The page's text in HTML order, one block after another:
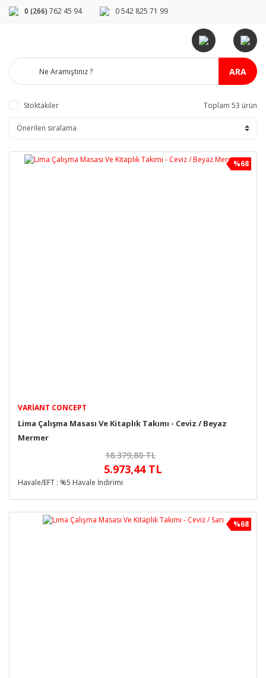
0 (266) 762 45 94 0 542 825 71 99
ARA
Stoktakiler Toplam 53 ürün
%68
VARIANT CONCEPT
Lima Çalışma Masası Ve Kitaplık Takımı - Ceviz / Beyaz
Mermer
18.379,80 TL
5.973,44 TL
Havale/EFT : %5 Havale İndirimi
%68